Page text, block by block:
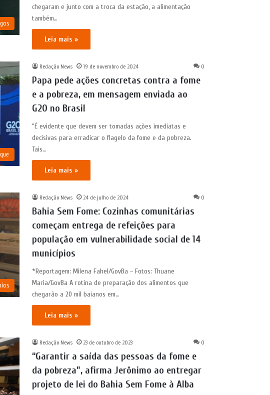
chegaram e junto com a troca da estação, a alimentação
também…
Leia mais »
Redação News 19 de novembro de 2024 0
Papa pede ações concretas contra a fome
e a pobreza, em mensagem enviada ao
G20 no Brasil
“É evidente que devem ser tomadas ações imediatas e
decisivas para erradicar o flagelo da fome e da pobreza.
Tais…
Leia mais »
Redação News 24 de julho de 2024 0
Bahia Sem Fome: Cozinhas comunitárias
começam entrega de refeições para
população em vulnerabilidade social de 14
municípios
*Reportagem: Milena Fahel/GovBa – Fotos: Thuane
Maria/GovBa A rotina de preparação dos alimentos que
chegarão a 20 mil baianos em…
Leia mais »
Redação News 23 de outubro de 2023 0
“Garantir a saída das pessoas da fome e
da pobreza”, afirma Jerônimo ao entregar
projeto de lei do Bahia Sem Fome à Alba